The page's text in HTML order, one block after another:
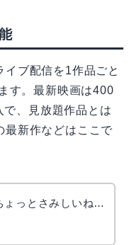
イブ配信を1作品ごと
す。最新映画は400
、見放題作品とは
最新作などはここで
ょっとさみしいね…